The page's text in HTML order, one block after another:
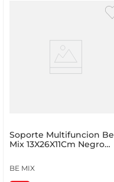
Soporte Multifuncion Be
Mix 13X26X11Cm Negro
BE MIX